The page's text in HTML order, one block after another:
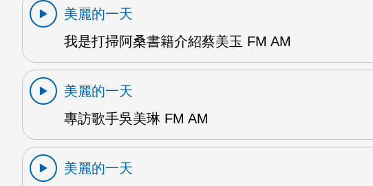
美麗的一天
我是打掃阿桑書籍介紹蔡美玉 FM AM
美麗的一天
專訪歌手吳美琳 FM AM
美麗的一天